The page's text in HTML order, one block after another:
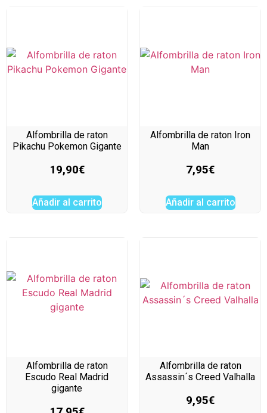
Alfombrilla de raton
Pikachu Pokemon Gigante
19,90€
Añadir al carrito
Alfombrilla de raton Iron
Man
7,95€
Añadir al carrito
Alfombrilla de raton
Escudo Real Madrid
gigante
Alfombrilla de raton
Assassin´s Creed Valhalla
9,95€